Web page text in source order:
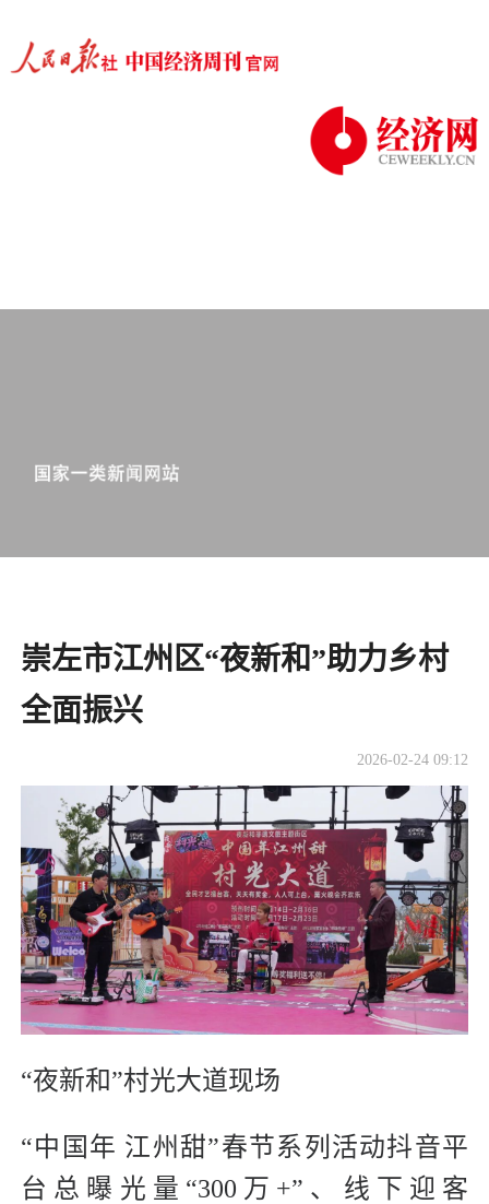
崇左市江州区“夜新和”助力乡村
全面振兴
2026-02-24 09:12
“夜新和”村光大道现场
“中国年 江州甜”春节系列活动抖音平
台总曝光量“300万+”、线下迎客